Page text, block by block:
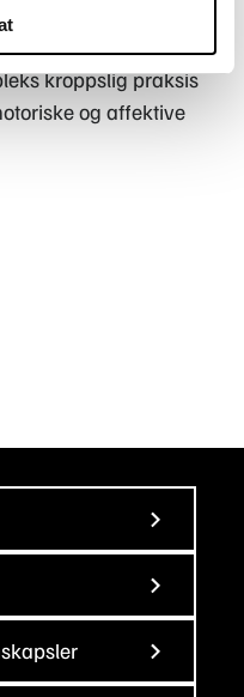
Utfordringen i
munnen tale fremfor
kroppslig praksis
og affektive